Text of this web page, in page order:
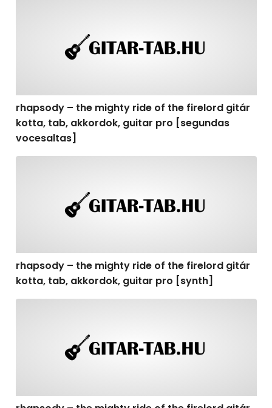
rhapsody – the mighty ride of the firelord gitár
kotta, tab, akkordok, guitar pro [segundas
vocesaltas]
rhapsody – the mighty ride of the firelord gitár
kotta, tab, akkordok, guitar pro [synth]